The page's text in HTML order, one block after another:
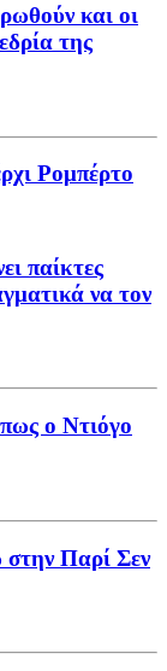
και οι
της
Ρομπέρτο
παίκτες
να τον
ο Ντιόγο
Παρί Σεν